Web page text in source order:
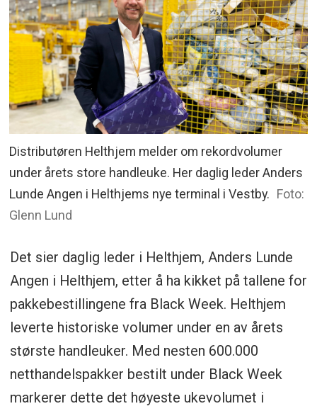
Distributøren Helthjem melder om rekordvolumer
under årets store handleuke. Her daglig leder Anders
Lunde Angen i Helthjems nye terminal i Vestby. Foto:
Glenn Lund
Det sier daglig leder i Helthjem, Anders Lunde
Angen i Helthjem, etter å ha kikket på tallene for
pakkebestillingene fra Black Week. Helthjem
leverte historiske volumer under en av årets
største handleuker. Med nesten 600.000
netthandelspakker bestilt under Black Week
markerer dette det høyeste ukevolumet i